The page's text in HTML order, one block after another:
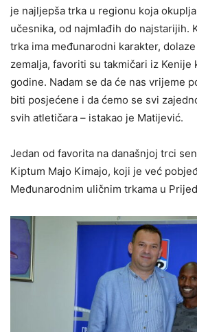
je najljepša trka u regionu koja
učesnika, od najmlađih do najstarijih.
trka ima međunarodni karakter,
zemalja, favoriti su takmičari iz Kenije
godine. Nadam se da će nas vrijeme
biti posjećene i da ćemo se svi
svih atletičara – istakao je Matijević.
Jedan od favorita na današnjoj trci
Kiptum Majo Kimajo, koji je već
Međunarodnim uličnim trkama u